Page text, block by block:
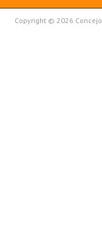
Copyright © 2026